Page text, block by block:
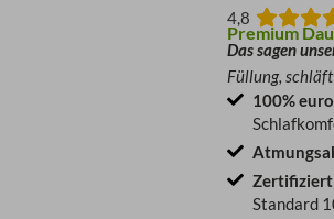
4,8
Premium
Das sagen
Füllung,
100%
Standard